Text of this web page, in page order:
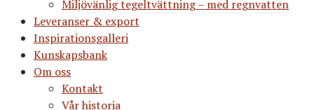
Miljövänlig tegeltvättning – med regnvatten
Leveranser & export
Inspirationsgalleri
Kunskapsbank
Om oss
Kontakt
Vår historia